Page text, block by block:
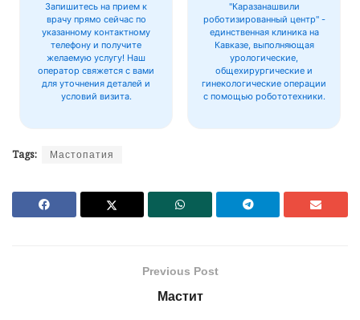
Запишитесь на прием к
врачу прямо сейчас по
указанному контактному
телефону и получите
желаемую услугу! Наш
оператор свяжется с вами
для уточнения деталей и
условий визита.
"Каразанашвили
роботизированный центр" -
единственная клиника на
Кавказе, выполняющая
урологические,
общехирургические и
гинекологические операции
с помощью робототехники.
Tags: Мастопатия
Previous Post
Мастит